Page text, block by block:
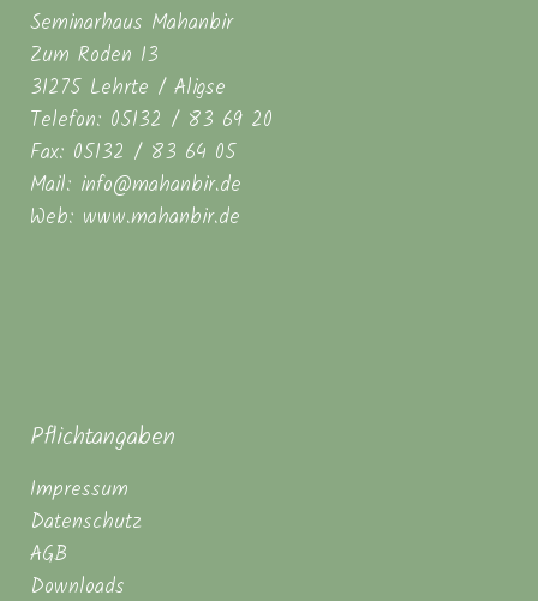
Seminarhaus Mahanbir
Zum Roden 13
31275 Lehrte / Aligse
Telefon: 05132 / 83 69 20
Fax: 05132 / 83 64 05
Mail: info@mahanbir.de
Web: www.mahanbir.de
Pflichtangaben
Impressum
Datenschutz
AGB
Downloads